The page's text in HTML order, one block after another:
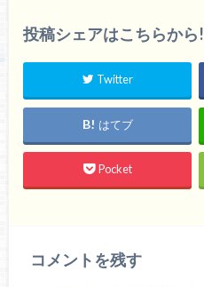
投稿シェアはこちらから!
Twitter
はてブ
Pocket
コメントを残す